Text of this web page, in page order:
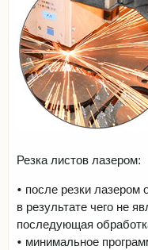
Резка листов лазером:
• после резки лазером
в результате чего не
последующая
• минимальное